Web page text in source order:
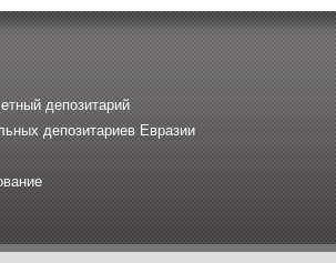
депозитарий
депозитариев Евразии